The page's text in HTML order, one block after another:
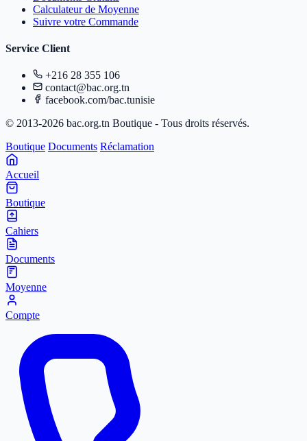
Calculateur de Moyenne
Suivre votre Commande
Service Client
+216 28 355 106
contact@bac.org.tn
facebook.com/bac.tunisie
© 2013-2026 bac.org.tn Boutique - Tous droits réservés.
Boutique Documents Réclamation
Accueil
Boutique
Cahiers
Documents
Moyenne
Compte